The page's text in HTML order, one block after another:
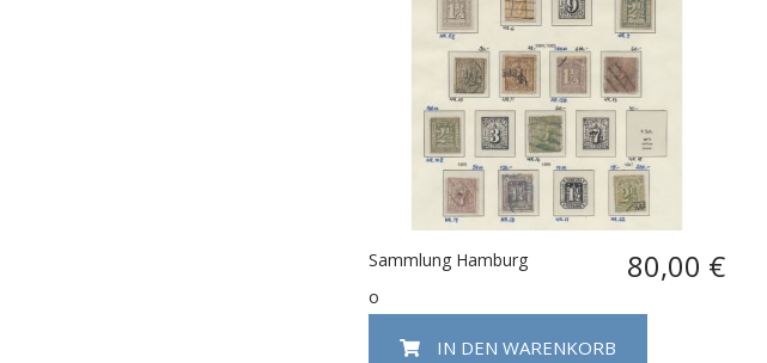
Sammlung Hamburg 80,00 €
o
IN DEN WARENKORB